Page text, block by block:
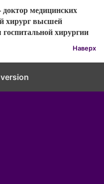
медицинских
хирург высшей
хирургии
Наверх